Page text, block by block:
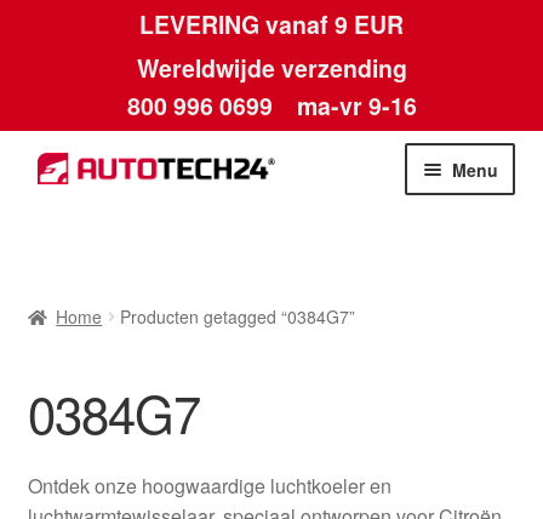
LEVERING vanaf 9 EUR
Wereldwijde verzending
800 996 0699 ma-vr 9-16
Ga
door
Ga
naar
Menu
Betalingen
Contact
Home Producten getagged “0384G7”
0384G7
Ontdek onze hoogwaardige luchtkoeler en